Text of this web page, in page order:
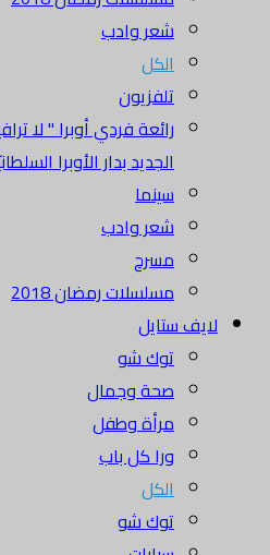
شعر وادب
الكل
تلفزيون
رائعة فردي أوبرا " لا
الجديد بدار الأوبرا
سينما
شعر وادب
مسرح
مسلسلات رمضان 2018
لايف ستايل
توك شو
صحة وجمال
مرأة وطفل
ورا كل باب
الكل
توك شو